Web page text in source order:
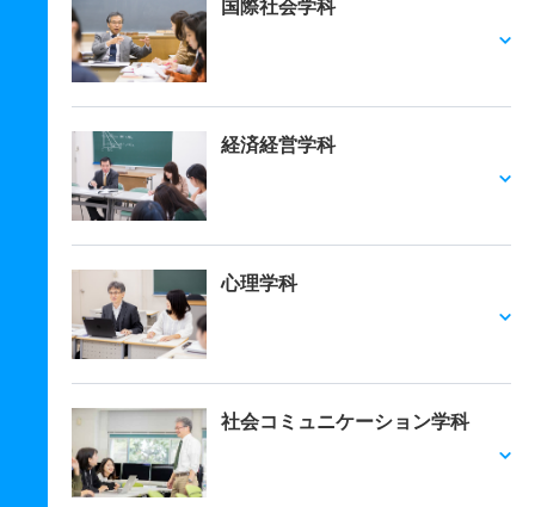
国際社会学科
経済経営学科
心理学科
社会コミュニケーション学科